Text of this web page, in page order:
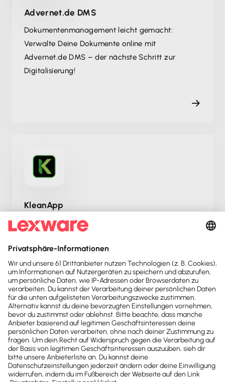
Advernet.de DMS
Dokumentenmanagement leicht gemacht:
Verwalte Deine Dokumente online mit
Advernet.de DMS – der nächste Schritt zur
Digitalisierung!
KleanApp
KleanApp: Branchensoftware für
Rechnungen erstellen und mit Lexware Office
abgleichen!